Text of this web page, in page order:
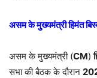
असम के मुख्यमंत्री हिमंत
असम के मुख्यमंत्री (CM)
सभा की बैठक के दौरान